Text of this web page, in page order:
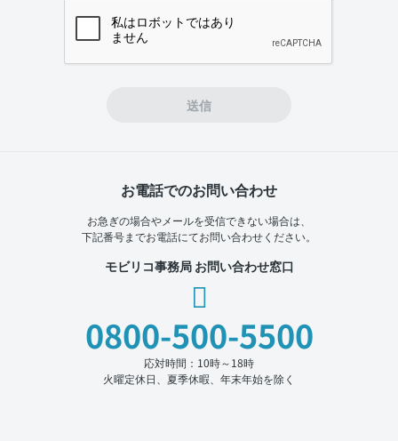
送信
お電話でのお問い合わせ
お急ぎの場合やメールを受信できない場合は、
下記番号までお電話にてお問い合わせください。
モビリコ事務局 お問い合わせ窓口
0800-500-5500
応対時間：10時～18時
火曜定休日、夏季休暇、年末年始を除く